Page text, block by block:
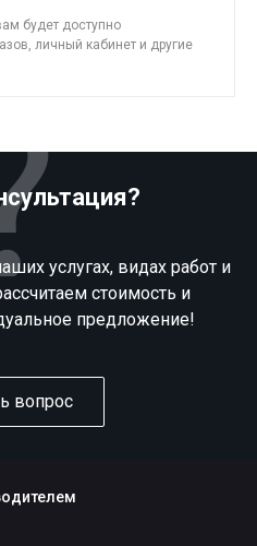
будет доступно
личный кабинет и другие
услугах, видах работ и
стоимость и
предложение!
вопрос